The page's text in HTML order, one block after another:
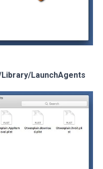
LaunchAgents